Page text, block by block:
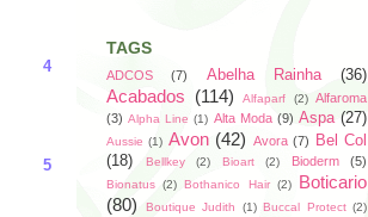
4
5
TAGS
ADCOS (7) Abelha Rainha (36)
Acabados (114) Alfaparf (2) Alfaroma
(3) Alpha Line (1) Alta Moda (9) Aspa (27)
Aussie (1) Avon (42) Avora (7)
Bel Col
(18)
Bellkey (2) Bioart (2) Bioderm (5)
Bionatus (2) Bothanico Hair (2)
Boticario
(80)
Boutique Judith (1) Buccal Protect (2)